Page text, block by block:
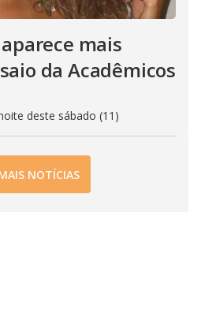
mais
da Acadêmicos
deste sábado (11)
NOTÍCIAS